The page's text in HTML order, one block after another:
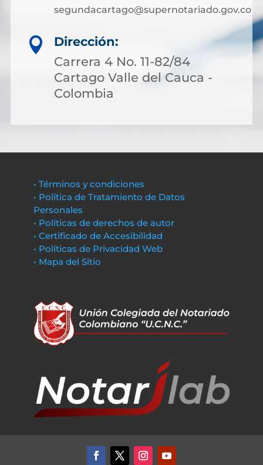
segundacartago@supernotariado.gov.co

Dirección:
Carrera 4 No. 11-82/84
Cartago Valle del Cauca -
Colombia
• Términos y condiciones
• Política de Tratamiento de Datos
Personales
• Políticas de derechos de autor
• Certificado de Accesibilidad
• Políticas de Privacidad Web
• Mapa del Sitio